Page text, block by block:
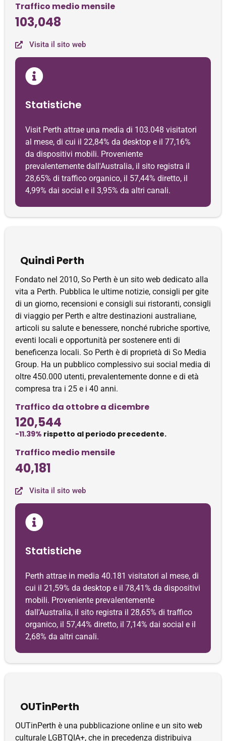
Traffico medio mensile
103,048
Visita il sito web
Statistiche
Visit Perth attrae una media di 103.048 visitatori
al mese, di cui il 22,84% da desktop e il 77,16%
da dispositivi mobili. Proveniente
prevalentemente dall'Australia, il sito registra il
28,65% di traffico organico, il 57,44% diretto, il
4,99% dai social e il 3,95% da altri canali.
Quindi Perth
Fondato nel 2010, So Perth è un sito web dedicato alla
vita a Perth. Pubblica le ultime notizie, consigli per gite
di un giorno, recensioni e consigli sui ristoranti, consigli
di viaggio per Perth e altre destinazioni australiane,
articoli su salute e benessere, nonché rubriche sportive,
eventi locali e opportunità per sostenere enti di
beneficenza locali. So Perth è di proprietà di So Media
Group. Ha un pubblico complessivo sui social media di
oltre 450.000 utenti, prevalentemente donne e di età
compresa tra i 25 e i 40 anni.
Traffico da ottobre a dicembre
120,544
-11.39% rispetto al periodo precedente.
Traffico medio mensile
40,181
Visita il sito web
Statistiche
Perth attrae in media 40.181 visitatori al mese, di
cui il 21,59% da desktop e il 78,41% da dispositivi
mobili. Proveniente prevalentemente
dall'Australia, il sito registra il 28,65% di traffico
organico, il 57,44% diretto, il 7,14% dai social e il
2,68% da altri canali.
OUTinPerth
OUTinPerth è una pubblicazione online e un sito web
culturale LGBTQIA+, che in precedenza distribuiva